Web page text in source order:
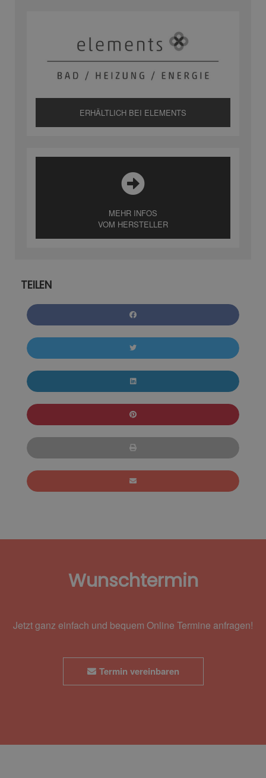
ERHÄLTLICH BEI ELEMENTS
MEHR INFOS
VOM HERSTELLER
TEILEN
Wunschtermin
Jetzt ganz einfach und bequem Online Termine anfragen!
Termin vereinbaren